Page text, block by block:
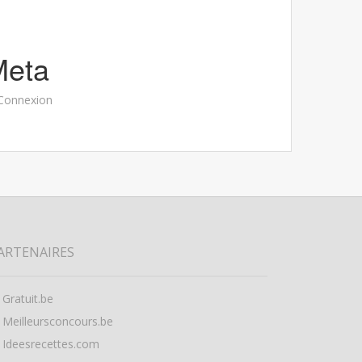
Gratuit.be
Meilleursconcours.be
Ideesrecettes.com